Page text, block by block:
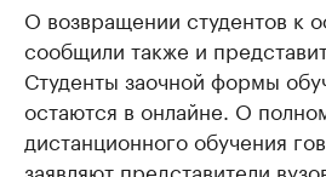
О возвращении студентов к
сообщили также и
Студенты заочной формы
остаются в онлайне. О
дистанционного обучения
заявляют представители